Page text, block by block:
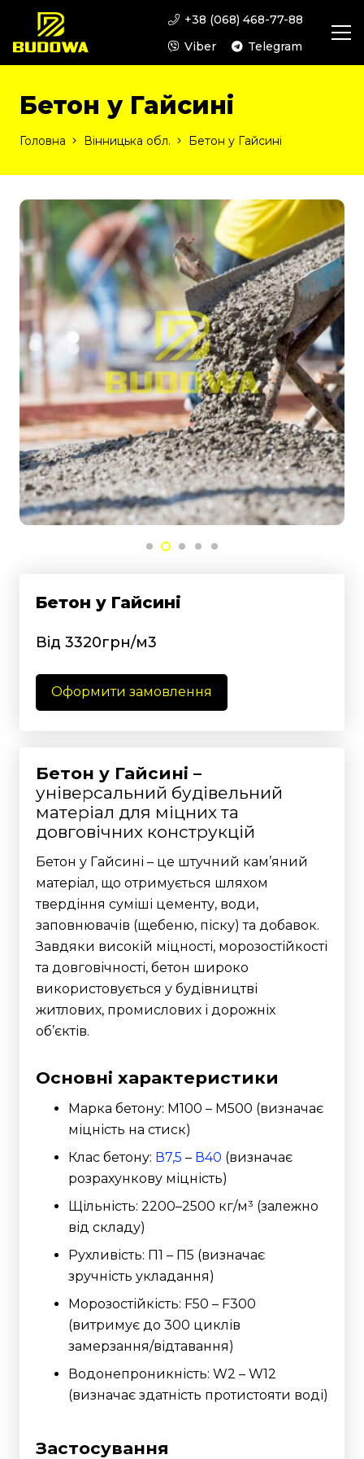
+38 (068) 468-77-88
Viber
Telegram
Бетон у Гайсині
Головна Вінницька обл. Бетон у Гайсині
Бетон у Гайсині
Від 3320грн/м3
Оформити замовлення
Бетон у Гайсині –
універсальний будівельний
матеріал для міцних та
довговічних конструкцій
Бетон у Гайсині – це штучний кам’яний
матеріал, що отримується шляхом
твердіння суміші цементу, води,
заповнювачів (щебеню, піску) та добавок.
Завдяки високій міцності, морозостійкості
та довговічності, бетон широко
використовується у будівництві
житлових, промислових і дорожніх
об’єктів.
Основні характеристики
Марка бетону: М100 – М500 (визначає
міцність на стиск)
Клас бетону: В7,5 – В40 (визначає
розрахункову міцність)
Щільність: 2200–2500 кг/м³ (залежно
від складу)
Рухливість: П1 – П5 (визначає
зручність укладання)
Морозостійкість: F50 – F300
(витримує до 300 циклів
замерзання/відтавання)
Водонепроникність: W2 – W12
(визначає здатність протистояти воді)
Застосування